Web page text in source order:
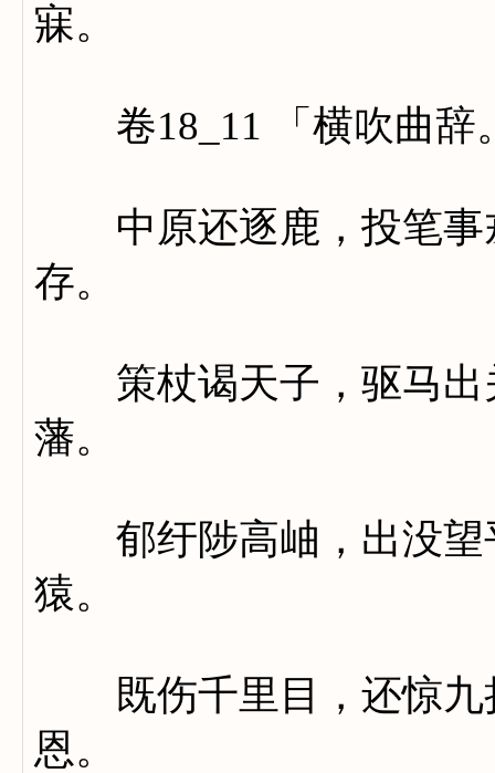
寐。
卷18_11 「横吹曲辞
中原还逐鹿，投笔事
存。
策杖谒天子，驱马出
藩。
郁纡陟高岫，出没望
猿。
既伤千里目，还惊九
恩。